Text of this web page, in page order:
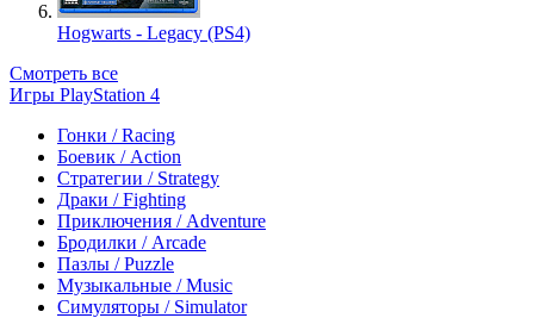
Hogwarts - Legacy (PS4)
Смотреть все
Игры PlayStation 4
Гонки / Racing
Боевик / Action
Стратегии / Strategy
Драки / Fighting
Приключения / Adventure
Бродилки / Arcade
Пазлы / Puzzle
Музыкальные / Music
Симуляторы / Simulator